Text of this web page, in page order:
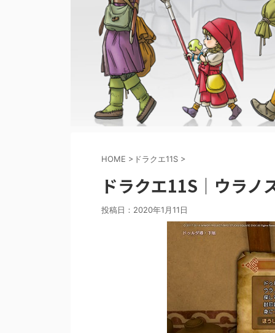
HOME > ドラクエ11S >
ドラクエ11S｜ウラノ
投稿日： 2020年1月11日